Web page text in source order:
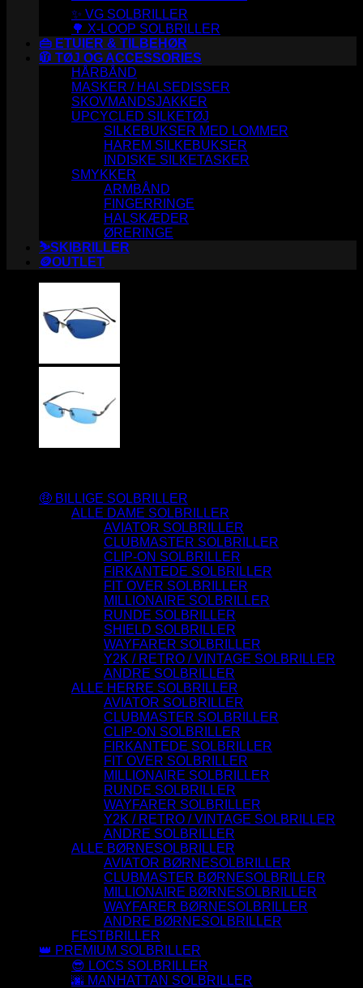
✨ VG SOLBRILLER
🌳 X-LOOP SOLBRILLER
👜 ETUIER & TILBEHØR
🧥 TØJ OG ACCESSORIES
HÅRBÅND
MASKER / HALSEDISSER
SKOVMANDSJAKKER
UPCYCLED SILKETØJ
SILKEBUKSER MED LOMMER
HAREM SILKEBUKSER
INDISKE SILKETASKER
SMYKKER
ARMBÅND
FINGERRINGE
HALSKÆDER
ØRERINGE
⛷️SKIBRILLER
🪙OUTLET
🤑 BILLIGE SOLBRILLER
ALLE DAME SOLBRILLER
AVIATOR SOLBRILLER
CLUBMASTER SOLBRILLER
CLIP-ON SOLBRILLER
FIRKANTEDE SOLBRILLER
FIT OVER SOLBRILLER
MILLIONAIRE SOLBRILLER
RUNDE SOLBRILLER
SHIELD SOLBRILLER
WAYFARER SOLBRILLER
Y2K / RETRO / VINTAGE SOLBRILLER
ANDRE SOLBRILLER
ALLE HERRE SOLBRILLER
AVIATOR SOLBRILLER
CLUBMASTER SOLBRILLER
CLIP-ON SOLBRILLER
FIRKANTEDE SOLBRILLER
FIT OVER SOLBRILLER
MILLIONAIRE SOLBRILLER
RUNDE SOLBRILLER
WAYFARER SOLBRILLER
Y2K / RETRO / VINTAGE SOLBRILLER
ANDRE SOLBRILLER
ALLE BØRNESOLBRILLER
AVIATOR BØRNESOLBRILLER
CLUBMASTER BØRNESOLBRILLER
MILLIONAIRE BØRNESOLBRILLER
WAYFARER BØRNESOLBRILLER
ANDRE BØRNESOLBRILLER
FESTBRILLER
👑 PREMIUM SOLBRILLER
😎 LOCS SOLBRILLER
🌆 MANHATTAN SOLBRILLER